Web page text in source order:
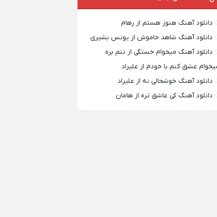
دانلود آهنگ هنوز هستم از رهام
دانلود آهنگ شاهد خاموش از یونس بشیری
دانلود آهنگ میخوام خستگی از تنم بره
عشق کنم با خودم از علیراد
دانلود آهنگ خوشحالی نه از علیراد
دانلود آهنگ کی عاشق تره از هامان